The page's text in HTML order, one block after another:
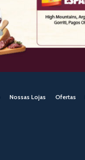
Nossas Lojas Ofertas